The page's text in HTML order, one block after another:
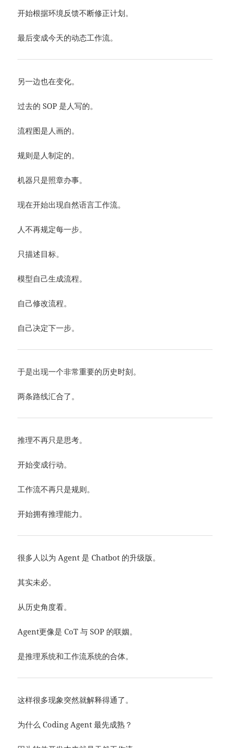
开始根据环境反馈不断修正计划。
最后变成今天的动态工作流。
另一边也在变化。
过去的 SOP 是人写的。
流程图是人画的。
规则是人制定的。
机器只是照章办事。
现在开始出现自然语言工作流。
人不再规定每一步。
只描述目标。
模型自己生成流程。
自己修改流程。
自己决定下一步。
于是出现一个非常重要的历史时刻。
两条路线汇合了。
推理不再只是思考。
开始变成行动。
工作流不再只是规则。
开始拥有推理能力。
很多人以为 Agent 是 Chatbot 的升级版。
其实未必。
从历史角度看。
Agent更像是 CoT 与 SOP 的联姻。
是推理系统和工作流系统的合体。
这样很多现象突然就解释得通了。
为什么 Coding Agent 最先成熟？